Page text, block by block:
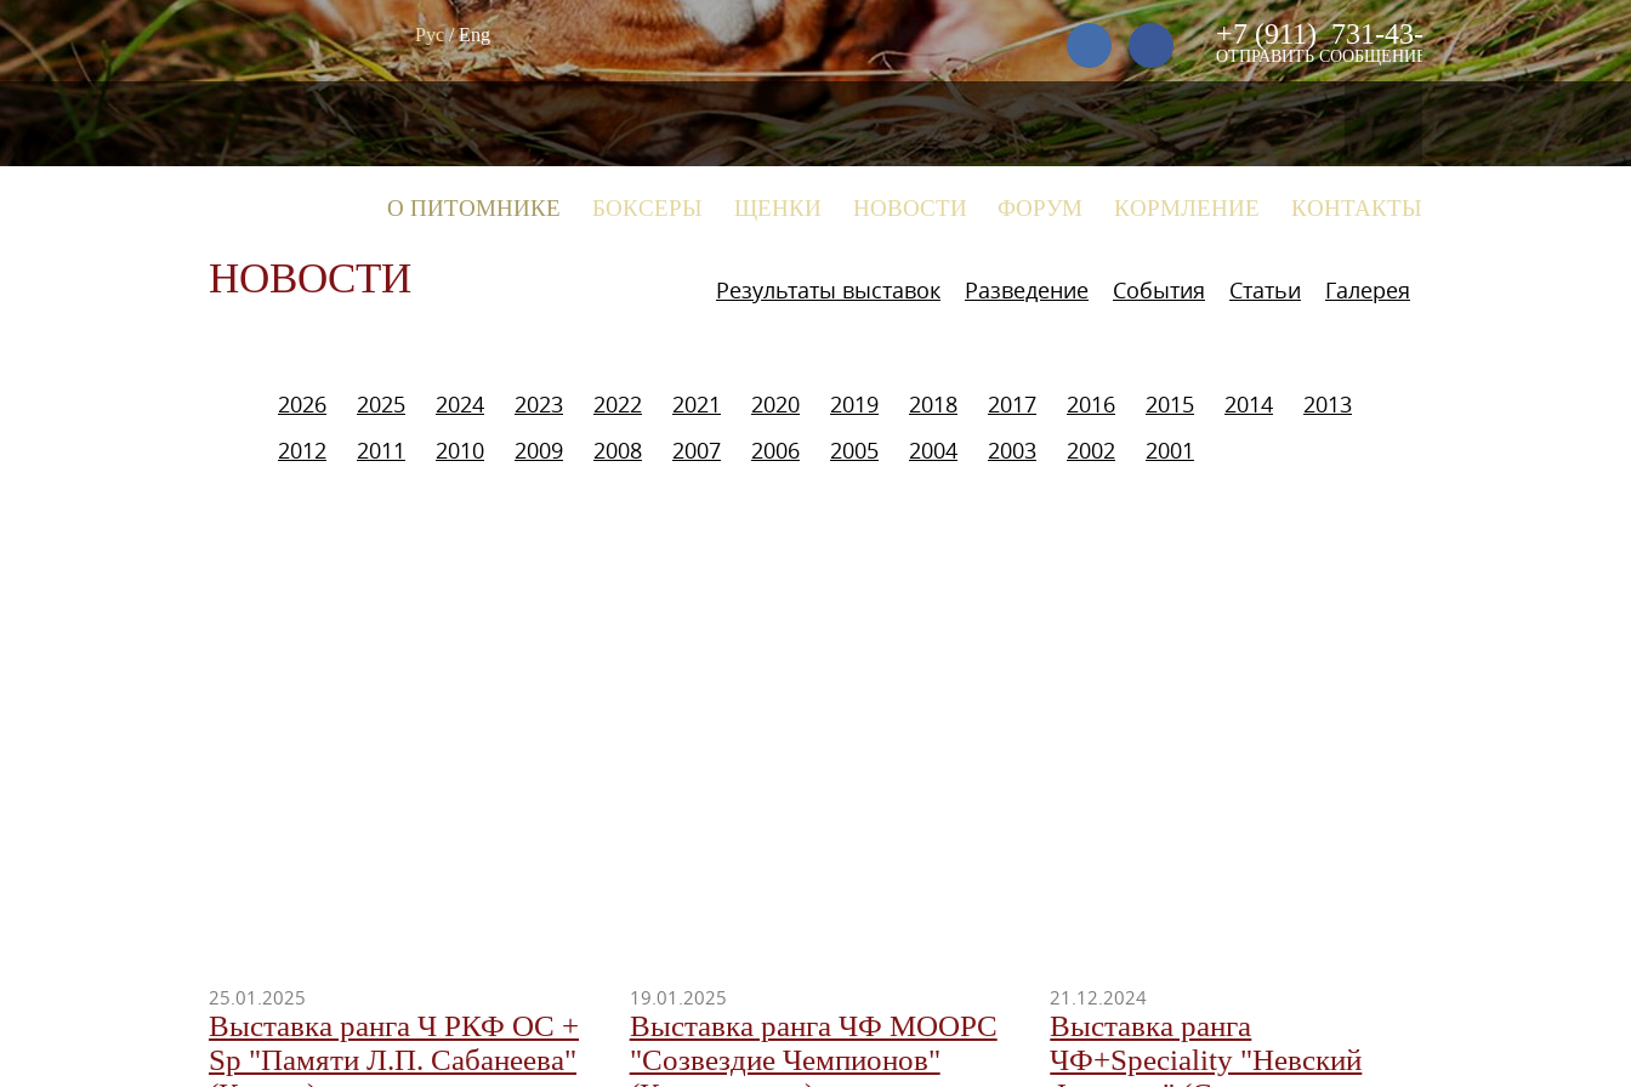
Рус/Eng
О ПИТОМНИКЕ БОКСЕРЫ ЩЕНКИ НОВОСТИ ФОРУМ КОРМЛЕНИЕ КОНТАКТЫ
+7 (911)731-43-29
ОТПРАВИТЬ СООБЩЕНИЕ
НОВОСТИ Результаты выставок Разведение События Статьи Галерея
2026 2025 2024 2023 2022 2021 2020 2019 2018 2017 2016 2015 2014
2013
2012
2011 2010 2009 2008 2007 2006 2005 2004 2003 2002 2001
25.01.2025
Выставка ранга Ч РКФ ОС +
Sp "Памяти Л.П. Сабанеева"
19.01.2025
Выставка ранга ЧФ МООРС
"Созвездие Чемпионов"
21.12.2024
Выставка ранга
ЧФ+Speciality "Невский